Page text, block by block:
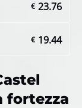
€ 23.76
€ 19.44
fortezza